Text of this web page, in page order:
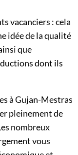
vacanciers : cela
idée de la qualité
que
dont ils
à Gujan-Mestras
pleinement de
nombreux
vous